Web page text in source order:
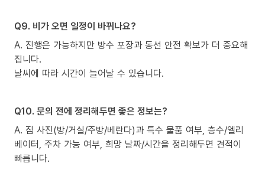
Q9. 비가 오면 일정이 바뀌나요?
A. 진행은 가능하지만 방수 포장과 동선 안전 확보가 더 중요해
집니다.
날씨에 따라 시간이 늘어날 수 있습니다.
Q10. 문의 전에 정리해두면 좋은 정보는?
A. 짐 사진(방/거실/주방/베란다)과 특수 물품 여부, 층수/엘리
베이터, 주차 가능 여부, 희망 날짜/시간을 정리해두면 견적이
빠릅니다.